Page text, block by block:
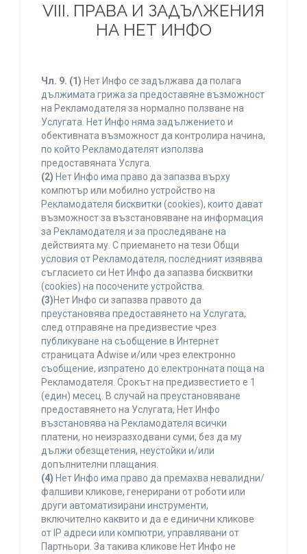
VIII. ПРАВА И ЗАДЪЛЖЕНИЯ
НА НЕТ ИНФО
Чл. 9. (1) Нет Инфо се задължава да полага
дължимата грижа за предоставяне възможност
на Рекламодателя за нормално ползване на
Услугата. Нет Инфо няма задължението и
обективната възможност да контролира начина,
по който Рекламодателят използва
предоставяната Услуга.
(2) Нет Инфо има право да запазва върху
компютър или мобилно устройство на
Рекламодателя бисквитки (cookies), които дават
възможност за възстановяване на информация
за Рекламодателя и за проследяване на
действията му. С приемането на тези Общи
условия от Рекламодателя, последният изявява
съгласието си Нет Инфо да запазва бисквитки
(cookies) на посочените устройства.
(3)Нет Инфо си запазва правото да
преустановява предоставянето на Услугата,
след отправяне на предизвестие чрез
публикуване на съобщение в Интернет
страницата Adwise и/или чрез електронно
съобщение, изпратено до електронната поща на
Рекламодателя. Срокът на предизвестието е 1
(един) месец. В случай на преустановяване
предоставянето на Услугата, Нет Инфо
възстановява на Рекламодателя всички
платени, но неизразходвани суми, без да му
дължи обезщетения, неустойки и/или
допълнителни плащания.
(4) Нет Инфо има право да премахва невалидни/
фалшиви кликове, генерирани от роботи или
други автоматизирани инструменти,
включително каквито и да е единични кликове
от IP адреси или компютри, управлявани от
Партньори. За такива кликове Нет Инфо не